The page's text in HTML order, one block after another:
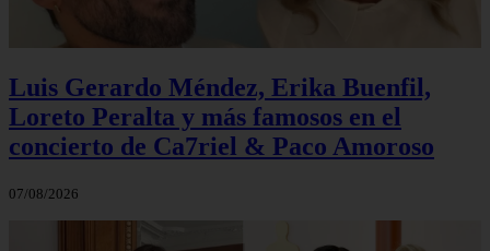
Luis Gerardo Méndez, Erika Buenfil,
Loreto Peralta y más famosos en el
concierto de Ca7riel & Paco Amoroso
07/08/2026